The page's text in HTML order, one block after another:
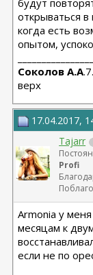
будут
открываться
когда есть
опытом,
Соколов А.А
верх
17.04.2017,
Tajarr
Profi
Armonia у
месяцам к
если не по